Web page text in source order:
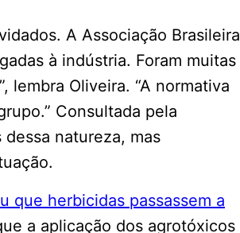
A Associação Brasileira
à indústria. Foram muitas
lembra Oliveira. “A normativa
Consultada pela
natureza, mas
que herbicidas passassem a
a aplicação dos agrotóxicos